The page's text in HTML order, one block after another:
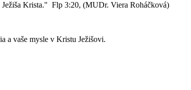
Ježiša Krista." Flp 3:20, (MUDr. Viera Roháčková)
a vaše mysle v Kristu Ježišovi.